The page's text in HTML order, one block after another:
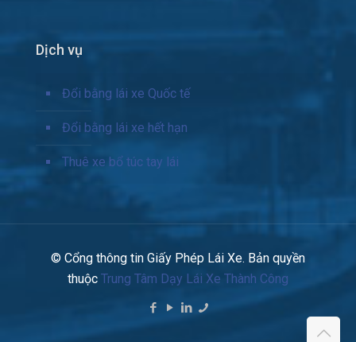
Dịch vụ
Đổi bằng lái xe Quốc tế
Đổi bằng lái xe hết hạn
Thuê xe bổ túc tay lái
© Cổng thông tin Giấy Phép Lái Xe. Bản quyền
thuộc Trung Tâm Dạy Lái Xe Thành Công